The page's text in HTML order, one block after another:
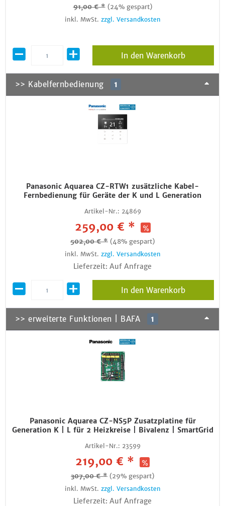
91,00 € * (24% gespart)
inkl. MwSt. zzgl. Versandkosten
In den Warenkorb
>> Kabelfernbedienung 1
Panasonic Aquarea CZ-RTW1 zusätzliche Kabel-
Fernbedienung für Geräte der K und L Generation
Artikel-Nr.: 24869
259,00 € *
502,00 € * (48% gespart)
inkl. MwSt. zzgl. Versandkosten
Lieferzeit: Auf Anfrage
In den Warenkorb
>> erweiterte Funktionen | BAFA 1
Panasonic Aquarea CZ-NS5P Zusatzplatine für
Generation K | L für 2 Heizkreise | Bivalenz | SmartGrid
Artikel-Nr.: 23599
219,00 € *
307,00 € * (29% gespart)
inkl. MwSt. zzgl. Versandkosten
Lieferzeit: Auf Anfrage